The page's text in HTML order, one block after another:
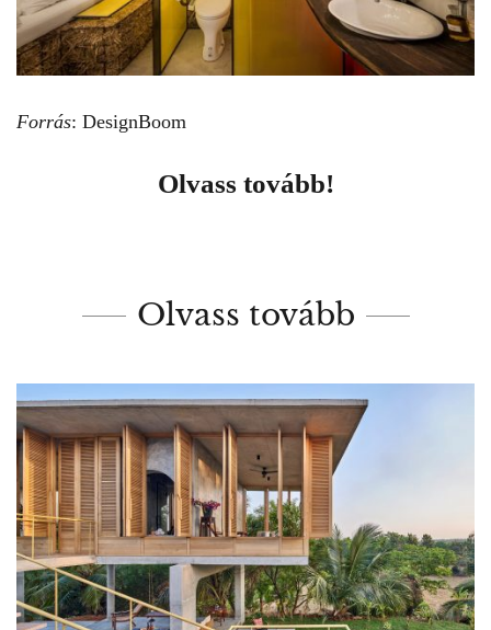
Forrás: DesignBoom
Olvass tovább!
Olvass tovább